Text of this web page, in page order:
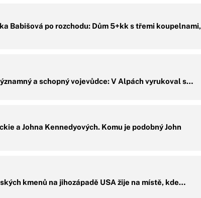
Babišová po rozchodu: Dům 5+kk s třemi koupelnami,
a schopný vojevůdce: V Alpách vyrukoval s…
a Johna Kennedyových. Komu je podobný John
kmenů na jihozápadě USA žije na místě, kde…